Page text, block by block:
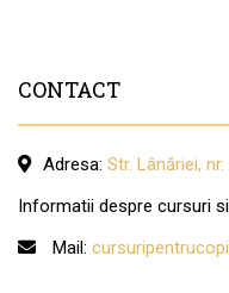
CONTACT
Adresa: Str. Lânăriei,
Informatii despre cursuri
Mail: